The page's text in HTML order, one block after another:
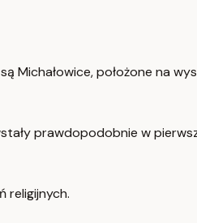
Michałowice, położone na
prawdopodobnie w
religijnych.